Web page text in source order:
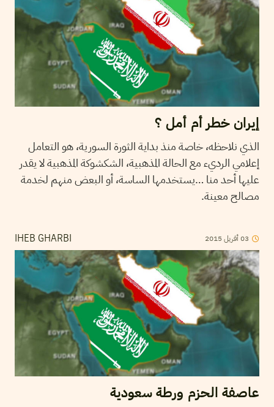
إيران خطر أم أمل ؟
الذي نلاحظه، خاصة منذ بداية الثورة السورية، هو التعامل
إعلامي الرديء مع الحالة المذهبية، الشكشوكة المذهبية لا يقدر
عليها أحد منا …يستخدمها الساسة، أو البعض منهم لخدمة
مصالح معينة.
IHEB GHARBI 03أفريل 2015
عاصفة الحزم ورطة سعودية